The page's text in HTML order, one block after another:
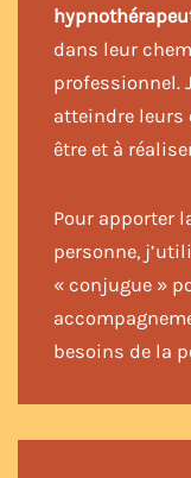
dans leur
professionnel.
atteindre leurs
être et à
Pour apporter
personne,
« conjugue »
besoins de la